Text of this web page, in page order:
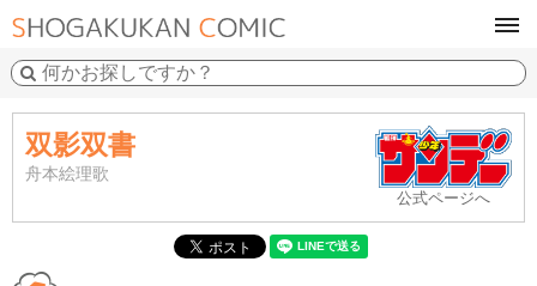
双影双書
舟本絵理歌
公式ページへ